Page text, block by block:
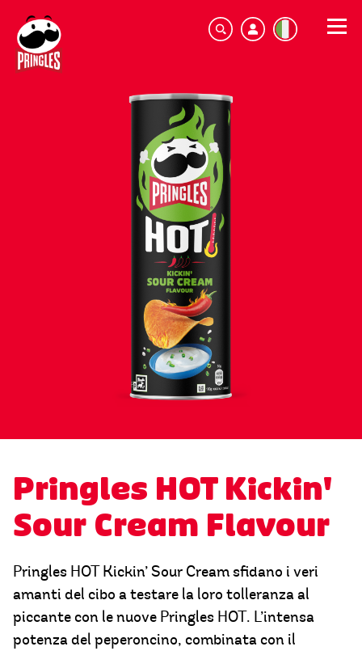
Pringles HOT Kickin'
Sour Cream Flavour
Pringles HOT Kickin’ Sour Cream sfidano i veri
amanti del cibo a testare la loro tolleranza al
piccante con le nuove Pringles HOT. L’intensa
potenza del peperoncino, combinata con il